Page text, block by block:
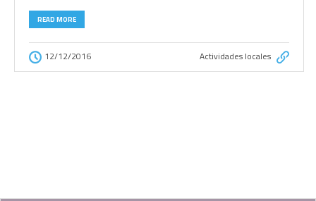
READ MORE
12/12/2016 Actividades locales